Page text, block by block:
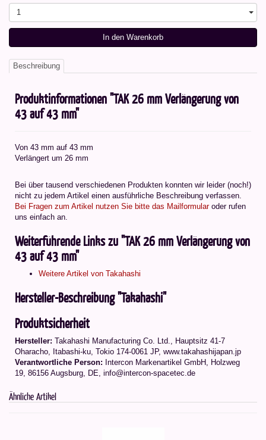
1
In den Warenkorb
Beschreibung
Produktinformationen "TAK 26 mm Verlängerung von
43 auf 43 mm"
Von 43 mm auf 43 mm
Verlängert um 26 mm
Bei über tausend verschiedenen Produkten konnten wir leider (noch!)
nicht zu jedem Artikel einen ausführliche Beschreibung verfassen.
Bei Fragen zum Artikel nutzen Sie bitte das Mailformularoder rufen
uns einfach an.
Weiterführende Links zu "TAK 26 mm Verlängerung von
43 auf 43 mm"
Weitere Artikel von Takahashi
Hersteller-Beschreibung "Takahashi"
Produktsicherheit
Hersteller: Takahashi Manufacturing Co. Ltd., Hauptsitz 41-7
Oharacho, Itabashi-ku, Tokio 174-0061 JP, www.takahashijapan.jp
Verantwortliche Person: Intercon Markenartikel GmbH, Holzweg
19, 86156 Augsburg, DE, info@intercon-spacetec.de
Ähnliche Artikel